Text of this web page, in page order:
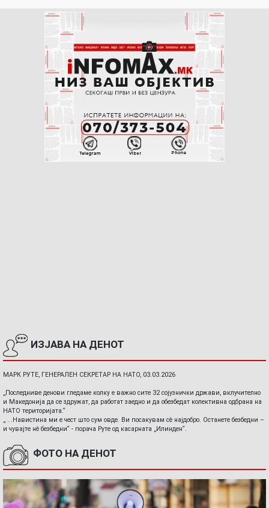
ИЗЈАВА НА ДЕНОТ
МАРК РУТЕ, ГЕНЕРАЛЕН СЕКРЕТАР НА НАТО, 03.03.2026
„Последниве денови гледаме колку е важно сите 32 сојузнички држави, вклучително
и Македонија да се здружат, да работат заедно и да обезбедат колективна одбрана на
НАТО територијата.“
„ ...Навистина ми е чест што сум овде. Ви посакувам сè најдобро. Останете безбедни –
и чувајте нè безбедни“ - порача Руте од касарната „Илинден“.
ФОТО НА ДЕНОТ